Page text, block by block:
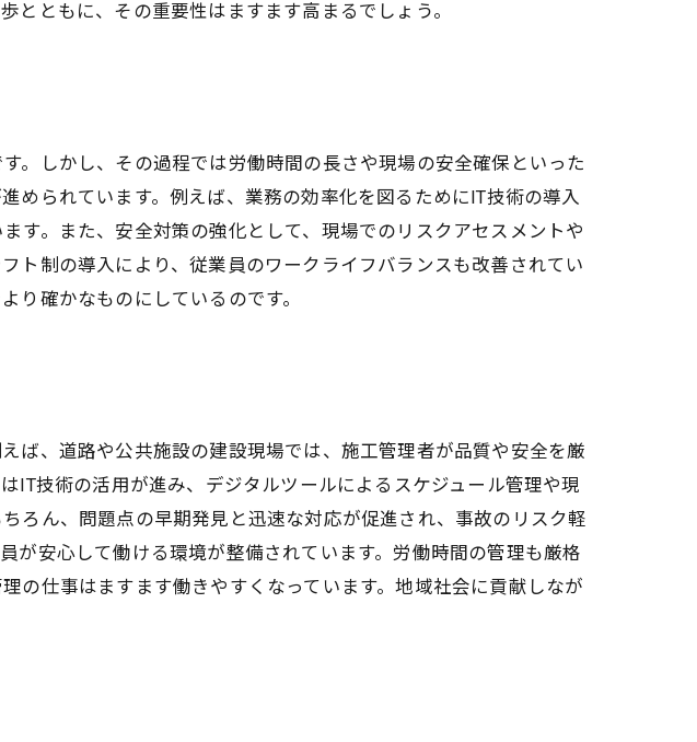
とともに、その重要性はますます高まるでしょう。
。しかし、その過程では労働時間の長さや現場の安全確保といった
められています。例えば、業務の効率化を図るためにIT技術の導入
す。また、安全対策の強化として、現場でのリスクアセスメントや
ト制の導入により、従業員のワークライフバランスも改善されてい
り確かなものにしているのです。
ば、道路や公共施設の建設現場では、施工管理者が品質や安全を厳
IT技術の活用が進み、デジタルツールによるスケジュール管理や現
ろん、問題点の早期発見と迅速な対応が促進され、事故のリスク軽
が安心して働ける環境が整備されています。労働時間の管理も厳格
の仕事はますます働きやすくなっています。地域社会に貢献しなが